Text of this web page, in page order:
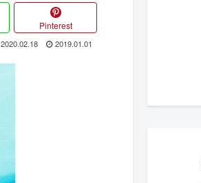
Pinterest
2020.02.18 2019.01.01